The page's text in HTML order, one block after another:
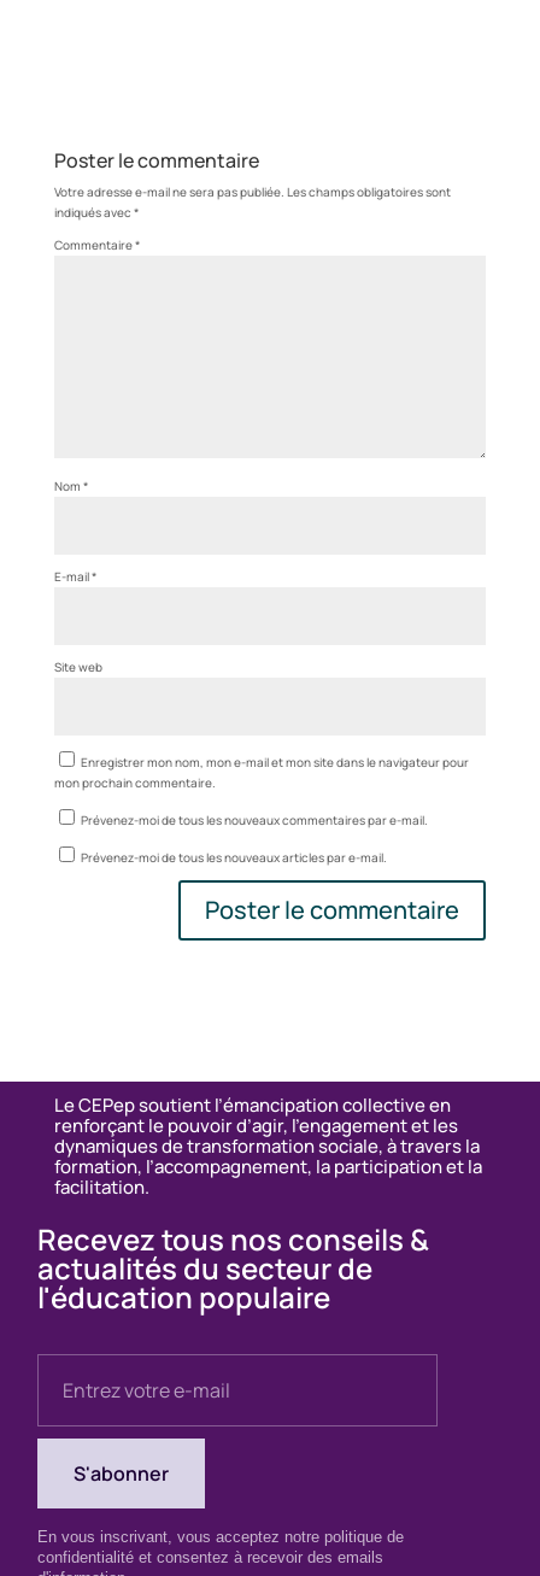
Poster le commentaire
Votre adresse e-mail ne sera pas publiée. Les champs obligatoires sont
indiqués avec *
Commentaire*
Nom *
E-mail*
Site web
Enregistrer mon nom, mon e-mail et mon site dans le navigateur pour
mon prochain commentaire.
Prévenez-moi de tous les nouveaux commentaires par e-mail.
Prévenez-moi de tous les nouveaux articles par e-mail.
Le CEPep soutient l’émancipation collective en
renforçant le pouvoir d’agir, l’engagement et les
dynamiques de transformation sociale, à travers la
formation, l’accompagnement, la participation et la
facilitation.
Recevez tous nos conseils &
actualités du secteur de
l'éducation populaire
En vous inscrivant, vous acceptez notre politique de
confidentialité et consentez à recevoir des emails